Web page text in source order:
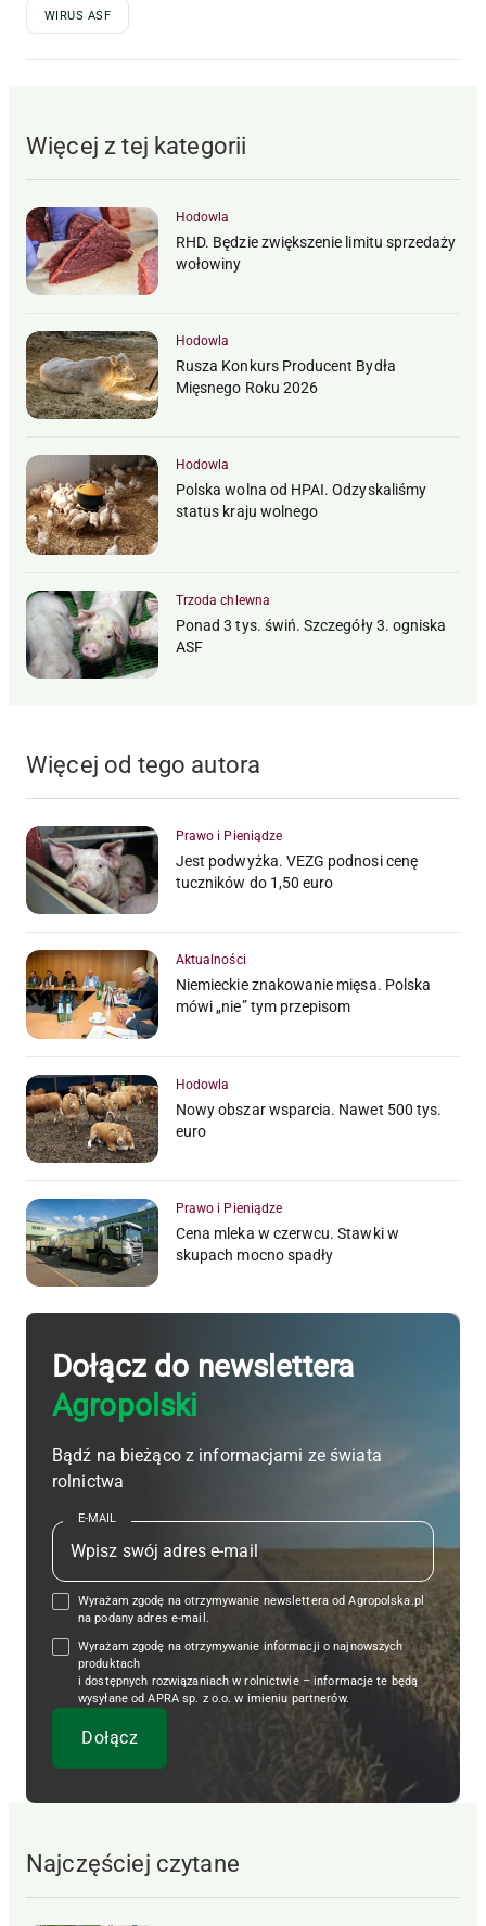
WIRUS ASF
Więcej z tej kategorii
Hodowla
RHD. Będzie zwiększenie limitu sprzedaży
wołowiny
Hodowla
Rusza Konkurs Producent Bydła
Mięsnego Roku 2026
Hodowla
Polska wolna od HPAI. Odzyskaliśmy
status kraju wolnego
Trzoda chlewna
Ponad 3 tys. świń. Szczegóły 3. ogniska
ASF
Więcej od tego autora
Prawo i Pieniądze
Jest podwyżka. VEZG podnosi cenę
tuczników do 1,50 euro
Aktualności
Niemieckie znakowanie mięsa. Polska
mówi „nie” tym przepisom
Hodowla
Nowy obszar wsparcia. Nawet 500 tys.
euro
Prawo i Pieniądze
Cena mleka w czerwcu. Stawki w
skupach mocno spadły
Dołącz do newslettera
Agropolski
Bądź na bieżąco z informacjami ze świata
rolnictwa
E-MAIL
Wyrażam zgodę na otrzymywanie newslettera od Agropolska.pl
na podany adres e-mail.
Wyrażam zgodę na otrzymywanie informacji o najnowszych
produktach
i dostępnych rozwiązaniach w rolnictwie – informacje te będą
wysyłane od APRA sp. z o.o. w imieniu partnerów.
Najczęściej czytane